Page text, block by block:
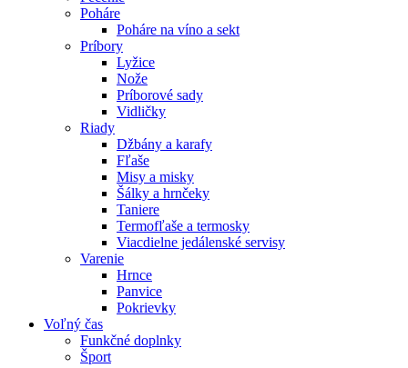
Poháre
Poháre na víno a sekt
Príbory
Lyžice
Nože
Príborové sady
Vidličky
Riady
Džbány a karafy
Fľaše
Misy a misky
Šálky a hrnčeky
Taniere
Termofľaše a termosky
Viacdielne jedálenské servisy
Varenie
Hrnce
Panvice
Pokrievky
Voľný čas
Funkčné doplnky
Šport